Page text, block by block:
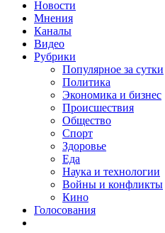
Новости
Мнения
Каналы
Видео
Рубрики
Популярное за сутки
Политика
Экономика и бизнес
Происшествия
Общество
Спорт
Здоровье
Еда
Наука и технологии
Войны и конфликты
Кино
Голосования